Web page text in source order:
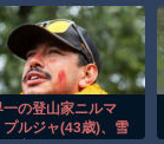
一の登山家ニルマ
プルジャ(43歳)、雪